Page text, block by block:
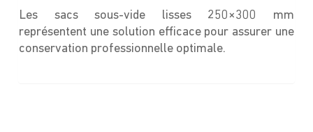
Les sacs sous-vide lisses 250×300 mm
représentent une solution efficace pour assurer une
conservation professionnelle optimale.